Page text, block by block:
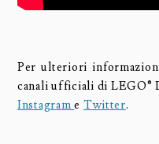
Per ulteriori
canali ufficiali di LEGO®
Instagrame Twitter.